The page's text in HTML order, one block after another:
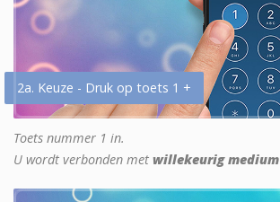
2a. Keuze - Druk op toets 1 +
Toets nummer 1 in.
U wordt verbonden met willekeurig medium